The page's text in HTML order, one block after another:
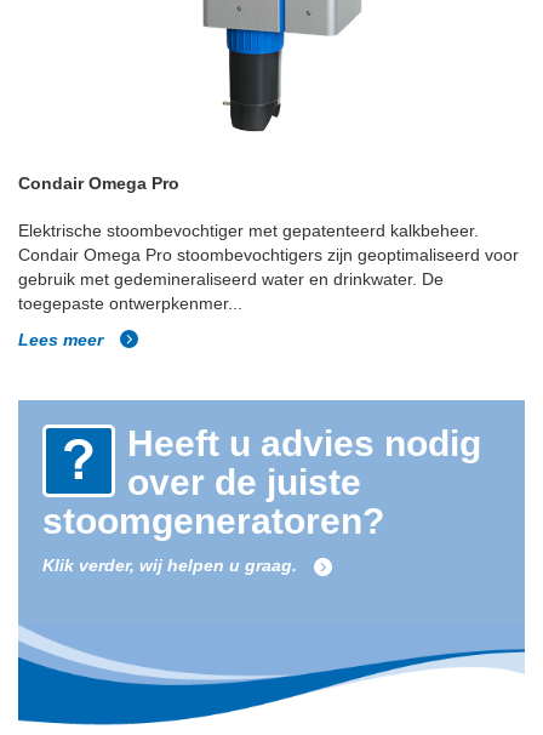
Condair Omega Pro
Elektrische stoombevochtiger met gepatenteerd kalkbeheer.
Condair Omega Pro stoombevochtigers zijn geoptimaliseerd voor
gebruik met gedemineraliseerd water en drinkwater. De
toegepaste ontwerpkenmer...
Lees meer
Heeft u advies nodig
over de juiste
stoomgeneratoren?
Klik verder, wij helpen u graag.